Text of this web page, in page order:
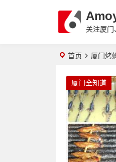
关注厦
首页 厦门烤
厦门全知道